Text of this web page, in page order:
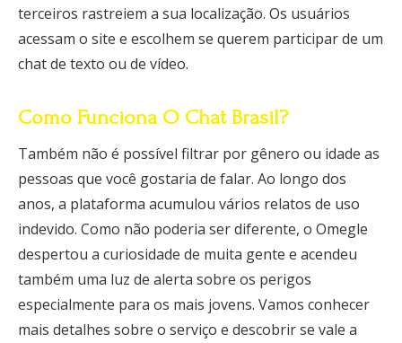
terceiros rastreiem a sua localização. Os usuários
acessam o site e escolhem se querem participar de um
chat de texto ou de vídeo.
Como Funciona O Chat Brasil?
Também não é possível filtrar por gênero ou idade as
pessoas que você gostaria de falar. Ao longo dos
anos, a plataforma acumulou vários relatos de uso
indevido. Como não poderia ser diferente, o Omegle
despertou a curiosidade de muita gente e acendeu
também uma luz de alerta sobre os perigos
especialmente para os mais jovens. Vamos conhecer
mais detalhes sobre o serviço e descobrir se vale a